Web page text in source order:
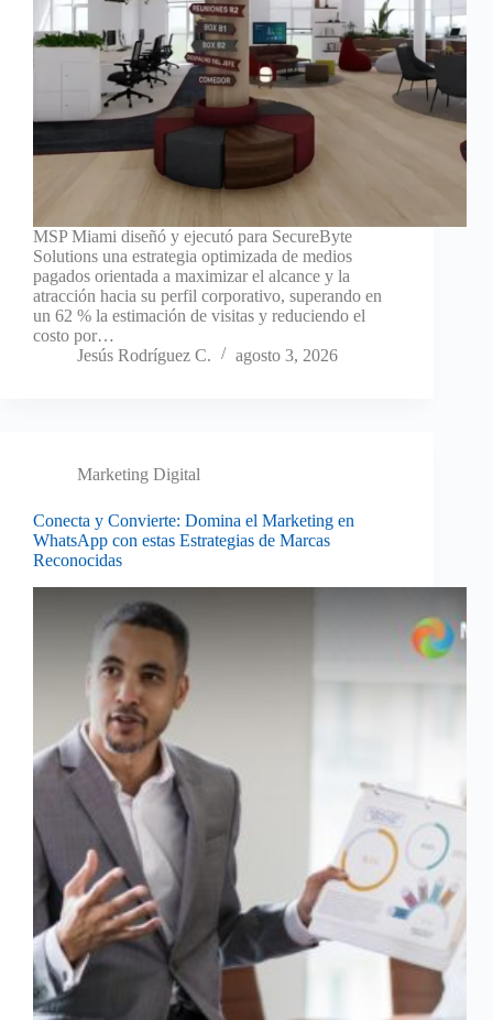
MSP Miami diseñó y ejecutó para SecureByte
Solutions una estrategia optimizada de medios
pagados orientada a maximizar el alcance y la
atracción hacia su perfil corporativo, superando en
un 62 % la estimación de visitas y reduciendo el
costo por…
Jesús Rodríguez C.
agosto 3, 2026
Marketing Digital
Conecta y Convierte: Domina el Marketing en
WhatsApp con estas Estrategias de Marcas
Reconocidas